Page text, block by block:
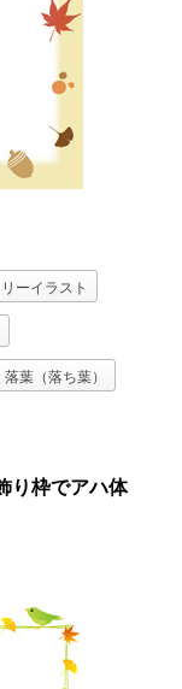
ーイラスト
落葉（落ち葉）
り枠でアハ体